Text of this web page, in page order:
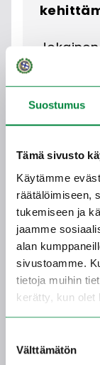
Suostumus
Tämä sivusto
Käytämme
räätälöimiseen,
tukemiseen ja
jaamme
alan
sivustoamme.
tietoja muihin
kerätty, kun olet
valinta
Välttämätön
kuin
Iloisuus
Iloisuus